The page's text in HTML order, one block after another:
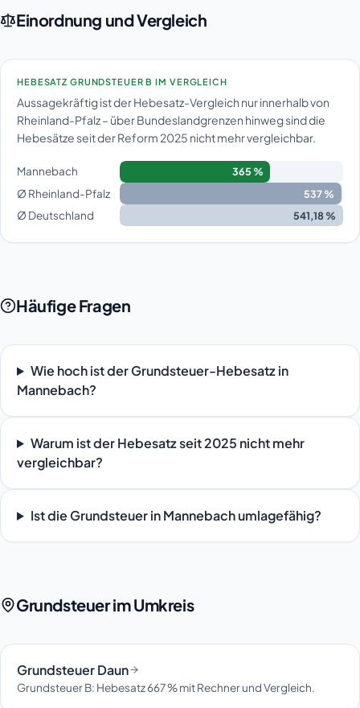
Einordnung und Vergleich
HEBESATZ GRUNDSTEUER B IM VERGLEICH
Aussagekräftig ist der Hebesatz-Vergleich nur innerhalb von
Rheinland-Pfalz – über Bundeslandgrenzen hinweg sind die
Hebesätze seit der Reform 2025 nicht mehr vergleichbar.
Mannebach 365 %
Ø Rheinland-Pfalz 537 %
Ø Deutschland 541,18 %
Häufige Fragen
Wie hoch ist der Grundsteuer-Hebesatz in
Mannebach?
Warum ist der Hebesatz seit 2025 nicht mehr
vergleichbar?
Ist die Grundsteuer in Mannebach umlagefähig?
Grundsteuer im Umkreis
Grundsteuer Daun
Grundsteuer B: Hebesatz 667 % mit Rechner und Vergleich.